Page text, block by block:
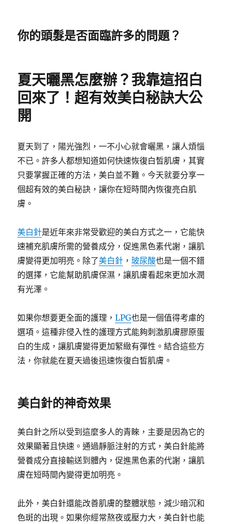
你的頭髮是否面臨許多的問題？
夏天曬黑怎麼辦？我靠這招白
回來了！超有效美白秘訣大公
開
夏天到了，陽光強烈，一不小心就會曬黑，讓人煩惱
不已。許多人都想知道如何快速恢復白皙肌膚，其實
只要掌握正確的方法，美白並不難。今天就要分享一
個超有效的美白秘訣，讓你在短時間內恢復亮白肌
膚。
美白針是近年來非常受歡迎的美白方式之一，它能快
速補充肌膚所需的營養成分，促進黑色素代謝，讓肌
膚變得更加明亮。除了美白針 ，玻尿酸也是一個不錯
的選擇，它能幫助肌膚保濕，讓肌膚看起來更加水潤
有光澤。
如果你想要更全面的護理，LPG也是一個值得考慮的
選項。這種非侵入性的護理方式能夠刺激肌膚膠原蛋
白的生成，讓肌膚變得更加緊緻有彈性。結合這些方
法，你就能在夏天過後迅速恢復白皙肌膚。
美白針的神奇效果
美白針之所以受到這麼多人的青睞，主要是因為它的
效果顯著且快速。通過靜脈注射的方式，美白針能將
營養成分直接輸送到體內，促進黑色素的代謝，讓肌
膚在短時間內變得更加明亮。
此外，美白針還能改善肌膚的整體狀態，減少暗沉和
色斑的出現。如果你經常熬夜或壓力大，美白針也能